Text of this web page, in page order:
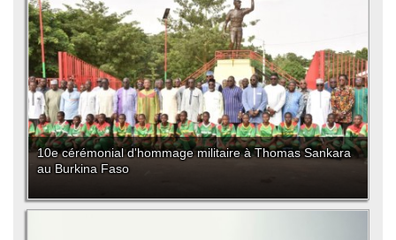
10e cérémonial d'hommage militaire à Thomas Sankara
au Burkina Faso